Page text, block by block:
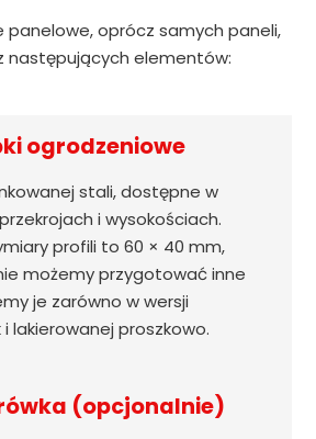
panelowe, oprócz samych paneli,
następujących elementów:
ogrodzeniowe
stali, dostępne w
i wysokościach.
profili to 60 × 40 mm,
możemy przygotować inne
je zarówno w wersji
lakierowanej proszkowo.
(opcjonalnie)